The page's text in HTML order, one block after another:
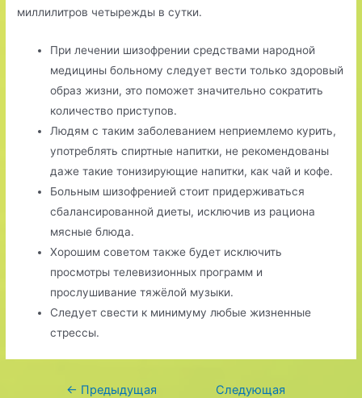
миллилитров четырежды в сутки.
При лечении шизофрении средствами народной
медицины больному следует вести только здоровый
образ жизни, это поможет значительно сократить
количество приступов.
Людям с таким заболеванием неприемлемо курить,
употреблять спиртные напитки, не рекомендованы
даже такие тонизирующие напитки, как чай и кофе.
Больным шизофренией стоит придерживаться
сбалансированной диеты, исключив из рациона
мясные блюда.
Хорошим советом также будет исключить
просмотры телевизионных программ и
прослушивание тяжёлой музыки.
Следует свести к минимуму любые жизненные
стрессы.
Навигация
← Предыдущая
Следующая